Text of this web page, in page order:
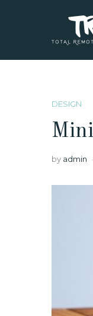
DESIGN
by admin